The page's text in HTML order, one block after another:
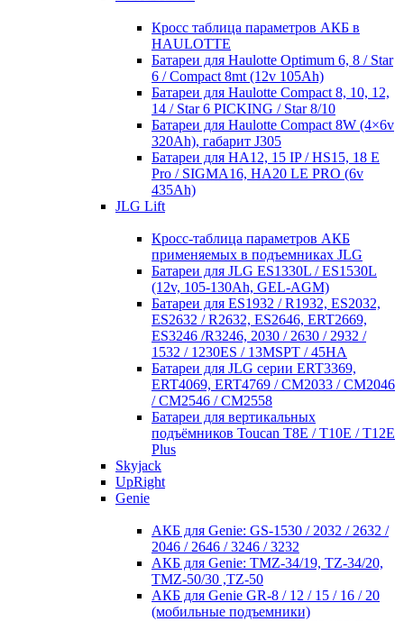
Кросc таблица параметров АКБ в
HAULOTTE
Батареи для Haulotte Optimum 6, 8 / Star
6 / Compact 8mt (12v 105Ah)
Батареи для Haulotte Compact 8, 10, 12,
14 / Star 6 PICKING / Star 8/10
Батареи для Haulotte Compact 8W (4×6v
320Ah), габарит J305
Батареи для HA12, 15 IP / HS15, 18 E
Pro / SIGMA16, HA20 LE PRO (6v
435Ah)
JLG Lift
Кросc-таблица параметров АКБ
применяемых в подъемниках JLG
Батареи для JLG ES1330L / ES1530L
(12v, 105-130Ah, GEL-AGM)
Батареи для ES1932 / R1932, ES2032,
ES2632 / R2632, ES2646, ERT2669,
ES3246 /R3246, 2030 / 2630 / 2932 /
1532 / 1230ES / 13MSPT / 45HA
Батареи для JLG серии ERT3369,
ERT4069, ERT4769 / CM2033 / CM2046
/ CM2546 / CM2558
Батареи для вертикальных
подъёмников Toucan T8E / T10E / T12E
Plus
Skyjack
UpRight
Genie
АКБ для Genie: GS-1530 / 2032 / 2632 /
2046 / 2646 / 3246 / 3232
АКБ для Genie: TMZ-34/19, TZ-34/20,
TMZ-50/30 ,TZ-50
АКБ для Genie GR-8 / 12 / 15 / 16 / 20
(мобильные подъемники)